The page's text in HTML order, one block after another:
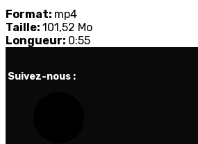
Format: mp4
Taille: 101,52 Mo
Longueur: 0:55
Suivez-nous :